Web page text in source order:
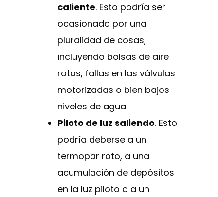
caliente. Esto podría ser
ocasionado por una
pluralidad de cosas,
incluyendo bolsas de aire
rotas, fallas en las válvulas
motorizadas o bien bajos
niveles de agua.
Piloto de luz saliendo. Esto
podría deberse a un
termopar roto, a una
acumulación de depósitos
en la luz piloto o a un